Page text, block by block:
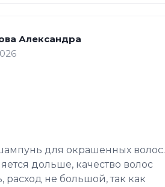
Александра
для окрашенных волос.
дольше, качество волос
расход не большой, так как